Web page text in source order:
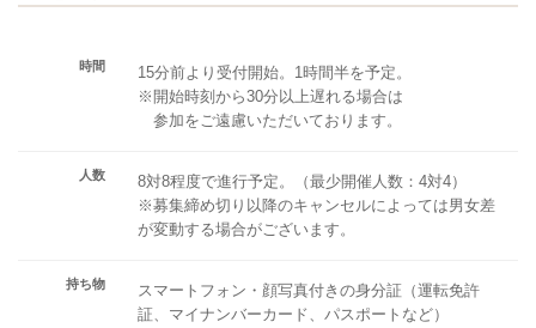
時間
15分前より受付開始。1時間半を予定。
※開始時刻から30分以上遅れる場合は
参加をご遠慮いただいております。
人数
8対8程度で進行予定。（最少開催人数：4対4）
※募集締め切り以降のキャンセルによっては男女差
が変動する場合がございます。
持ち物
スマートフォン・顔写真付きの身分証（運転免許
証、マイナンバーカード、パスポートなど）